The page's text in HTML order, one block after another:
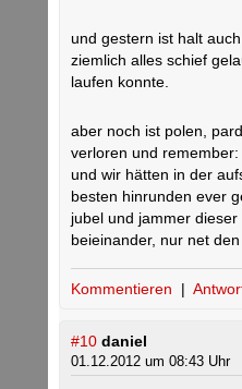
und gestern ist halt
ziemlich alles schief
laufen konnte.
aber noch ist polen,
verloren und
und wir hätten in der
besten hinrunden ever
jubel und jammer
beieinander, nur net
Kommentieren |
#10 daniel
01.12.2012 um 08:43 Uhr